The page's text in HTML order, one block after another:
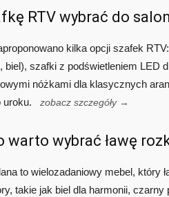
RTV wybrać do
kilka opcji szafek
biel), szafki z podświetleniem LED
nóżkami dla klasycznych
uroku.
zobacz szczegóły →
warto wybrać ławę
to wielozadaniowy mebel, który
takie jak biel dla harmonii, czarny